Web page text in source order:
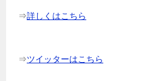
⇒詳しくはこちら
⇒ツイッターはこちら